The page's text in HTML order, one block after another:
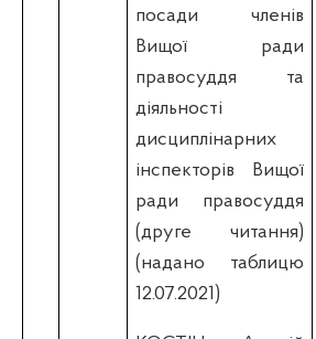
посади членів
Вищої ради
правосуддя та
діяльності
дисциплінарних
інспекторів Вищої
ради правосуддя
(друге читання)
(надано таблицю
12.07.2021)